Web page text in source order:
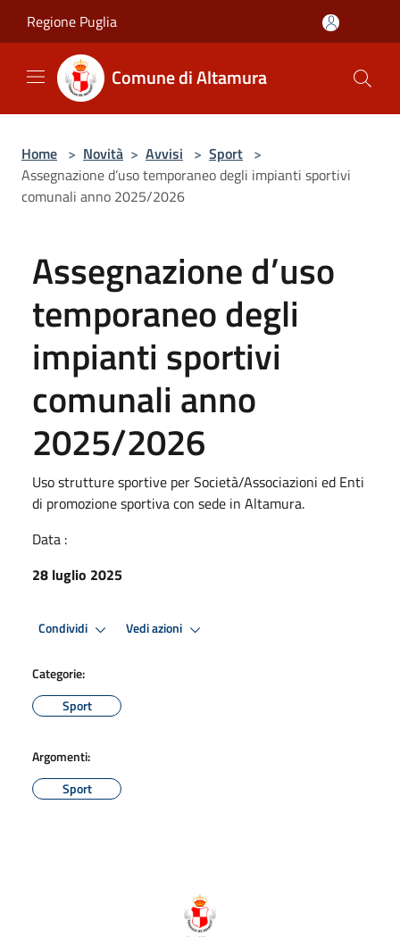
Regione Puglia
Comune di Altamura
Home > Novità > Avvisi > Sport >
Assegnazione d’uso temporaneo degli impianti sportivi
comunali anno 2025/2026
Assegnazione d’uso
temporaneo degli
impianti sportivi
comunali anno
2025/2026
Uso strutture sportive per Società/Associazioni ed Enti
di promozione sportiva con sede in Altamura.
Data :
28 luglio 2025
Condividi Vedi azioni
Categorie:
Sport
Argomenti:
Sport